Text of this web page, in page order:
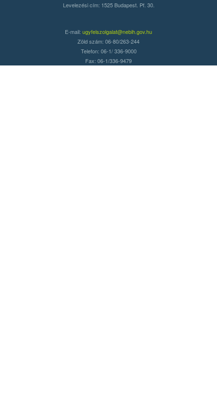
Levelezési cím: 1525 Budapest. Pf. 30.
E-mail: ugyfelszolgalat@nebih.gov.hu
Zöld szám: 06-80/263-244
Telefon: 06-1/ 336-9000
Fax: 06-1/336-9479